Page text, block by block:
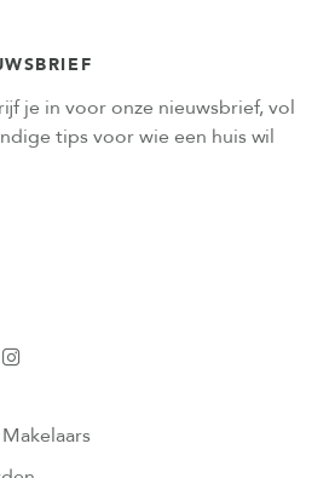
je in voor onze nieuwsbrief, vol
tips voor wie een huis wil